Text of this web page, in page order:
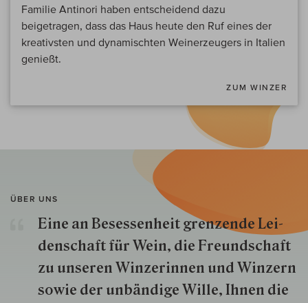
Familie Antinori haben entscheidend dazu
beigetragen, dass das Haus heute den Ruf eines der
kreativsten und dynamischten Weinerzeugers in Italien
genießt.
ZUM WINZER
ÜBER UNS
Eine an Besessenheit gren­zende Lei­
den­schaft für Wein, die Freund­schaft
zu unseren Win­zer­innen und Win­zern
so­wie der un­bän­dige Wille, Ihnen die